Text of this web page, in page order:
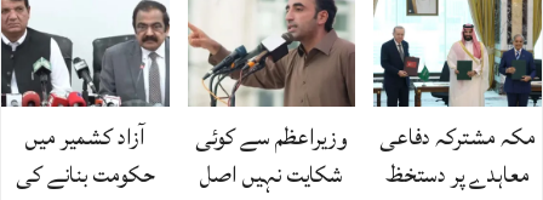
مکہ مشترکہ دفاعی
معاہدے پر دستخظ
وزیراعظم سے کوئی
شکایت نہیں اصل
آزاد کشمیر میں
حکومت بنانے کی